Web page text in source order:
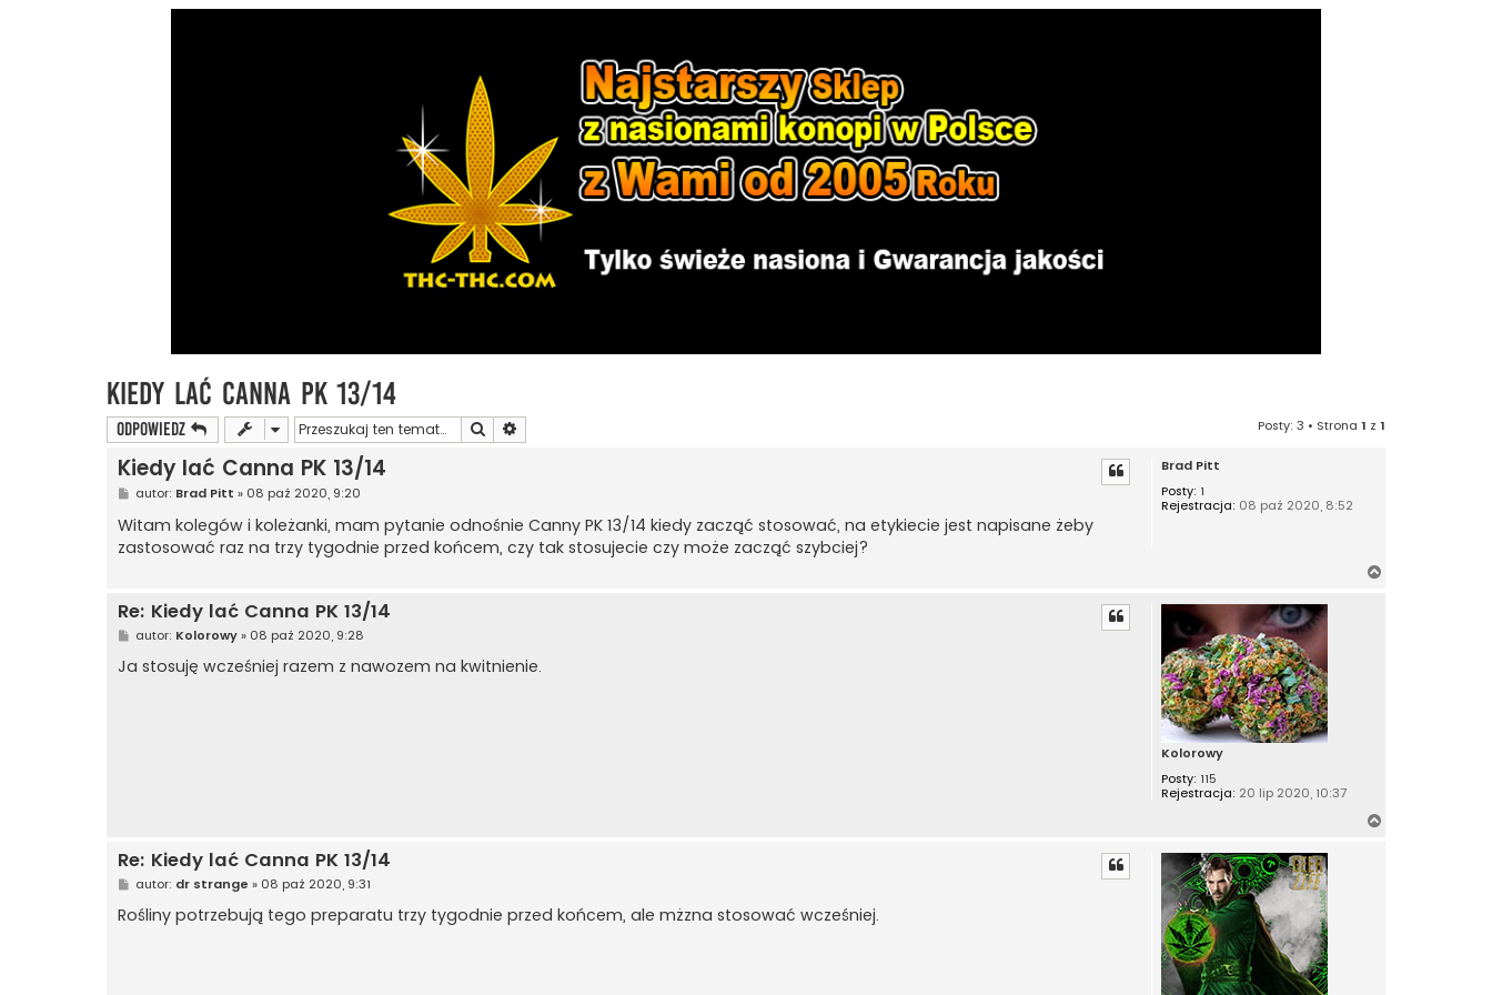
Kiedy lać Canna PK 13/14
ODPOWIEDZ Szukaj Posty: 3 • Strona 1 z 1
Brad Pitt
Posty: 1
Rejestracja: 08 paź 2020, 8:52
Kiedy lać Canna PK 13/14
P
s
t
autor: Brad Pitt » 08 paź 2020, 9:20
Witam kolegów i koleżanki, mam pytanie odnośnie Canny PK 13/14 kiedy zacząć stosować, na etykiecie jest napisane żeby
zastosować raz na trzy tygodnie przed końcem, czy tak stosujecie czy może zacząć szybciej?
Kolorowy
Posty: 115
Rejestracja: 20 lip 2020, 10:37
Re: Kiedy lać Canna PK 13/14
P
s
t
autor: Kolorowy» 08 paź 2020, 9:28
Ja stosuję wcześniej razem z nawozem na kwitnienie.
Re: Kiedy lać Canna PK 13/14
P
s
t
autor: dr strange » 08 paź 2020, 9:31
Rośliny potrzebują tego preparatu trzy tygodnie przed końcem, ale mżzna stosować wcześniej.